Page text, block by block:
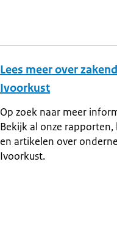
Lees meer over
Ivoorkust
Op zoek naar meer
Bekijk al onze rapporten,
en artikelen over
Ivoorkust.